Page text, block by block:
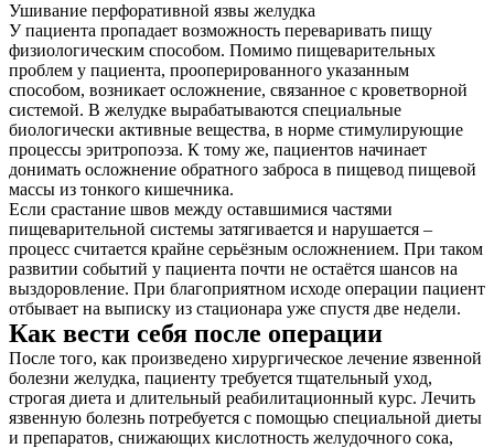
Ушивание перфоративной язвы желудка
У пациента пропадает возможность переваривать пищу
физиологическим способом. Помимо пищеварительных
проблем у пациента, прооперированного указанным
способом, возникает осложнение, связанное с кроветворной
системой. В желудке вырабатываются специальные
биологически активные вещества, в норме стимулирующие
процессы эритропоэза. К тому же, пациентов начинает
донимать осложнение обратного заброса в пищевод пищевой
массы из тонкого кишечника.
Если срастание швов между оставшимися частями
пищеварительной системы затягивается и нарушается –
процесс считается крайне серьёзным осложнением. При таком
развитии событий у пациента почти не остаётся шансов на
выздоровление. При благоприятном исходе операции пациент
отбывает на выписку из стационара уже спустя две недели.
Как вести себя после операции
После того, как произведено хирургическое лечение язвенной
болезни желудка, пациенту требуется тщательный уход,
строгая диета и длительный реабилитационный курс. Лечить
язвенную болезнь потребуется с помощью специальной диеты
и препаратов, снижающих кислотность желудочного сока,